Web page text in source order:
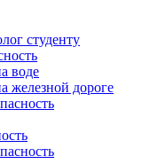
студенту
воде
железной дороге